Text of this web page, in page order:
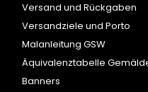
Versand und Rückgaben
Versandziele und Porto
Malanleitung GSW
Äquivalenztabelle
Banners